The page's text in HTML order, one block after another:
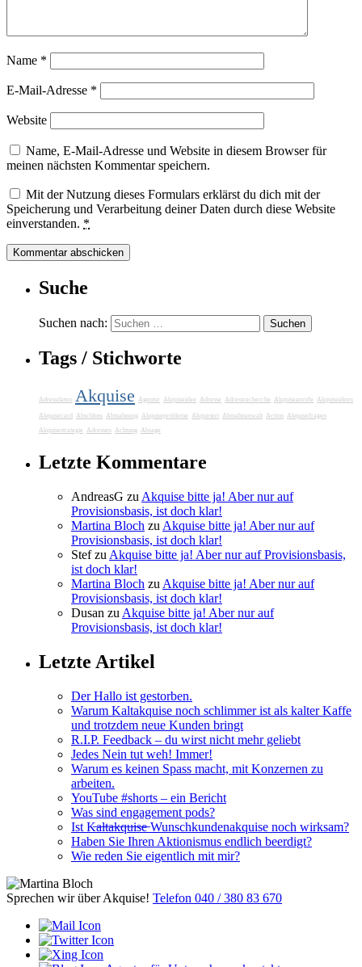
Name *
E-Mail-Adresse *
Website
Name, E-Mail-Adresse und Website in diesem Browser für
meinen nächsten Kommentar speichern.
Mit der Nutzung dieses Formulars erklärst du dich mit der
Speicherung und Verarbeitung deiner Daten durch diese Website
einverstanden. *
Suche
Suchen nach:
Tags / Stichworte
Adressdaten Akquise Agentur Akquiseidee Adresse Adressrecherche Akquiseanrufe Akquiseideen
Akquisecard Abschluss Abmahnung Akquiseprobleme Akquiriert Abmahnanwalt Action Akquisefragen
Akquisestrategie Adressen Achtung Absage
Letzte Kommentare
AndreasG zu Akquise bitte ja! Aber nur auf
Provisionsbasis, ist doch klar!
Martina Bloch zu Akquise bitte ja! Aber nur auf
Provisionsbasis, ist doch klar!
Stefzu Akquise bitte ja! Aber nur auf Provisionsbasis,
ist doch klar!
Martina Bloch zu Akquise bitte ja! Aber nur auf
Provisionsbasis, ist doch klar!
Dusan zu Akquise bitte ja! Aber nur auf
Provisionsbasis, ist doch klar!
Letzte Artikel
Der Hallo ist gestorben.
Warum Kaltakquise noch schlimmer ist als kalter Kaffe
und trotzdem neue Kunden bringt
R.I.P. Feedback – du wirst nicht mehr geliebt
Jedes Nein tut weh! Immer!
Warum es keinen Spass macht, mit Konzernen zu
arbeiten.
YouTube #shorts – ein Bericht
Was sind engagement pods?
Ist K̶a̶l̶t̶a̶k̶q̶u̶i̶s̶e̶ Wunschkundenakquise noch wirksam?
Haben Sie Ihren Aktionismus endlich beerdigt?
Wie reden Sie eigentlich mit mir?
Sprechen wir über Akquise! Telefon 040 / 380 83 670